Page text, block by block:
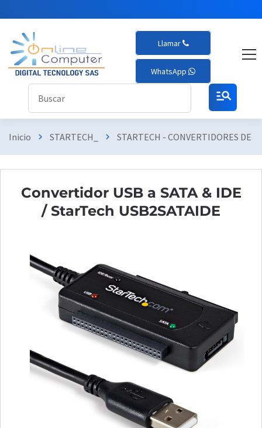
Llamar
WhatsApp
manage_search
Inicio chevron_right STARTECH_ chevron_right STARTECH - CONVERTIDORES DE
Convertidor USB a SATA & IDE
/ StarTech USB2SATAIDE